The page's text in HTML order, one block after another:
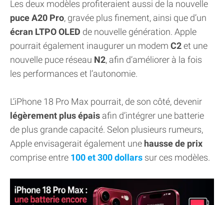
Les deux modèles profiteraient aussi de la nouvelle
puce A20 Pro, gravée plus finement, ainsi que d’un
écran LTPO OLED de nouvelle génération. Apple
pourrait également inaugurer un modem C2et une
nouvelle puce réseau N2, afin d’améliorer à la fois
les performances et l’autonomie.
L’iPhone 18 Pro Max pourrait, de son côté, devenir
légèrement plus épais afin d’intégrer une batterie
de plus grande capacité. Selon plusieurs rumeurs,
Apple envisagerait également une hausse de prix
comprise entre 100 et 300 dollars sur ces modèles.